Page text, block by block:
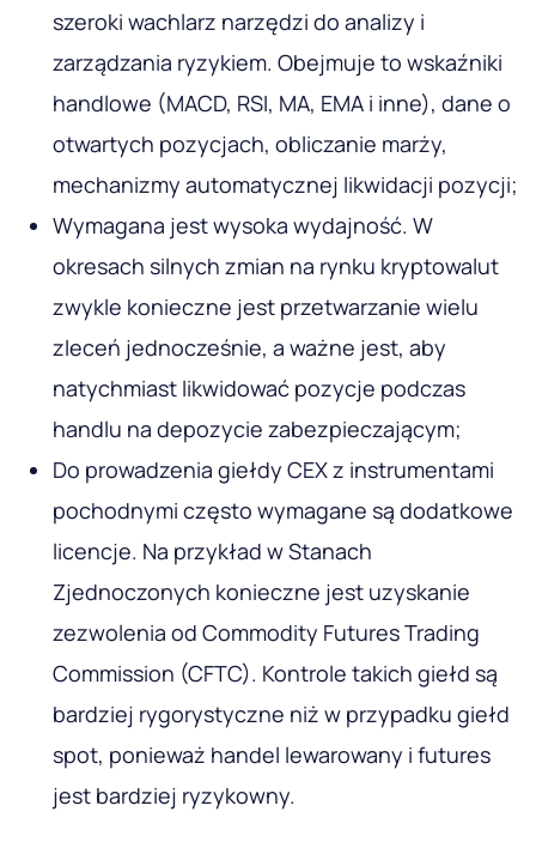
szeroki wachlarz narzędzi do analizy i
zarządzania ryzykiem. Obejmuje to wskaźniki
handlowe (MACD, RSI, MA, EMA i inne), dane o
otwartych pozycjach, obliczanie marży,
mechanizmy automatycznej likwidacji pozycji;
Wymagana jest wysoka wydajność. W
okresach silnych zmian na rynku kryptowalut
zwykle konieczne jest przetwarzanie wielu
zleceń jednocześnie, a ważne jest, aby
natychmiast likwidować pozycje podczas
handlu na depozycie zabezpieczającym;
Do prowadzenia giełdy CEX z instrumentami
pochodnymi często wymagane są dodatkowe
licencje. Na przykład w Stanach
Zjednoczonych konieczne jest uzyskanie
zezwolenia od Commodity Futures Trading
Commission (CFTC). Kontrole takich giełd są
bardziej rygorystyczne niż w przypadku giełd
spot, ponieważ handel lewarowany i futures
jest bardziej ryzykowny.